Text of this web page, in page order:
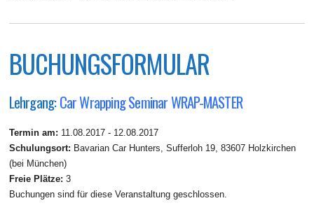
BUCHUNGSFORMULAR
Lehrgang:Car Wrapping Seminar WRAP-MASTER
Termin am: 11.08.2017 - 12.08.2017
Schulungsort: Bavarian Car Hunters, Sufferloh 19, 83607 Holzkirchen
(bei München)
Freie Plätze: 3
Buchungen sind für diese Veranstaltung geschlossen.